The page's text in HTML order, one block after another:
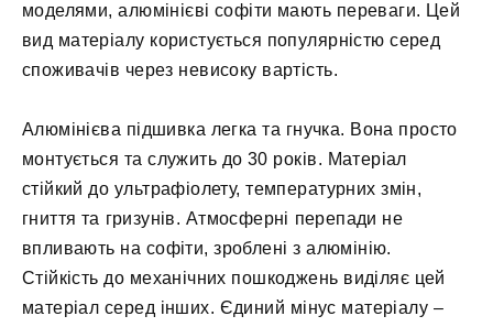
моделями, алюмінієві софіти мають переваги. Цей
вид матеріалу користується популярністю серед
споживачів через невисоку вартість.
Алюмінієва підшивка легка та гнучка. Вона просто
монтується та служить до 30 років. Матеріал
стійкий до ультрафіолету, температурних змін,
гниття та гризунів. Атмосферні перепади не
впливають на софіти, зроблені з алюмінію.
Стійкість до механічних пошкоджень виділяє цей
матеріал серед інших. Єдиний мінус матеріалу –